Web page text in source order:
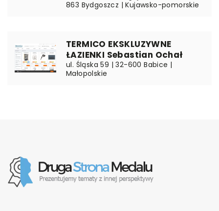
863 Bydgoszcz | Kujawsko-pomorskie
TERMICO EKSKLUZYWNE
ŁAZIENKI Sebastian Ochał
ul. Śląska 59 | 32-600 Babice |
Małopolskie